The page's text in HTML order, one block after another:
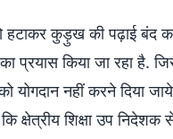
कुड़ुख की पढ़ाई बंद
प्रयास किया जा रहा है.
योगदान नहीं करने दिया
क्षेत्रीय शिक्षा उप निदेशक